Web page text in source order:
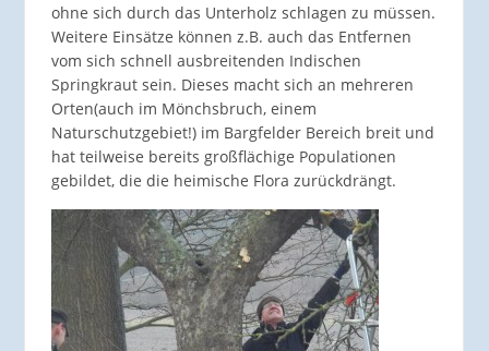
ohne sich durch das Unterholz schlagen zu müssen.
Weitere Einsätze können z.B. auch das Entfernen
vom sich schnell ausbreitenden Indischen
Springkraut sein. Dieses macht sich an mehreren
Orten(auch im Mönchsbruch, einem
Naturschutzgebiet!) im Bargfelder Bereich breit und
hat teilweise bereits großflächige Populationen
gebildet, die die heimische Flora zurückdrängt.